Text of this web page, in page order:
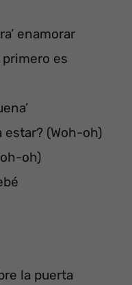
enamorar
es
estar? (Woh-oh)
oh)
la puerta